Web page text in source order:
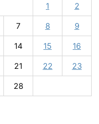
1 2
7 8 9
14 15 16
21 22 23
28